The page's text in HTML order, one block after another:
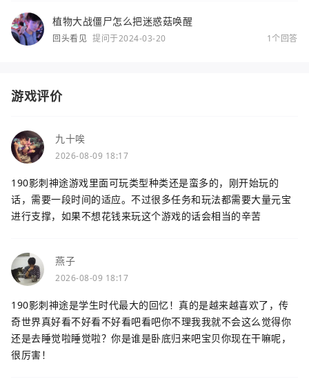
植物大战僵尸怎么把迷惑菇唤醒
回头看见 提问于2024-03-20 1个回答
游戏评价
九十唉
2026-08-09 18:17
190影刺神途游戏里面可玩类型种类还是蛮多的，刚开始玩的
话，需要一段时间的适应。不过很多任务和玩法都需要大量元宝
进行支撑，如果不想花钱来玩这个游戏的话会相当的辛苦
燕子
2026-08-09 18:17
190影刺神途是学生时代最大的回忆！真的是越来越喜欢了，传
奇世界真好看不好看不好看吧看吧你不理我我就不会这么觉得你
还是去睡觉啦睡觉啦？你是谁是卧底归来吧宝贝你现在干嘛呢，
很厉害！